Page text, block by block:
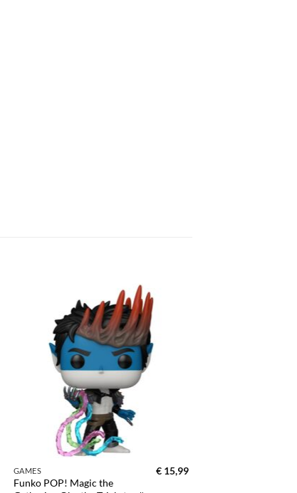
Toevoegen
aan
verlanglijst
GAMES
Funko POP! Magic the
€ 15,99